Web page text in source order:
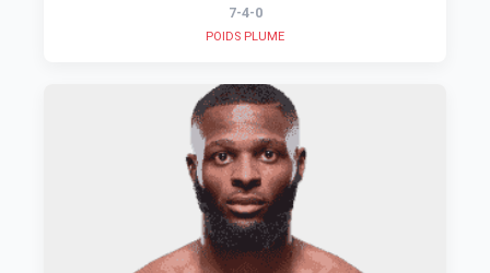
7-4-0
POIDS PLUME